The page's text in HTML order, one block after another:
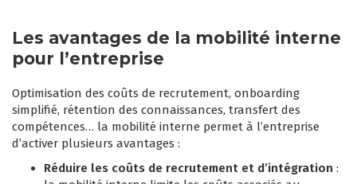
Les avantages de la mobilité interne
pour l’entreprise
Optimisation des coûts de recrutement, onboarding
simplifié, rétention des connaissances, transfert des
compétences… la mobilité interne permet à l’entreprise
d’activer plusieurs avantages :
Réduire les coûts de recrutement et d’intégration :